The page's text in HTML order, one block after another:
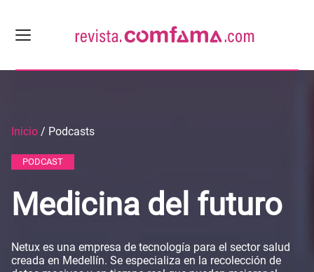
Inicio / Podcasts
PODCAST
Medicina del futuro
Netux es una empresa de tecnología para el sector salud
creada en Medellín. Se especializa en la recolección de